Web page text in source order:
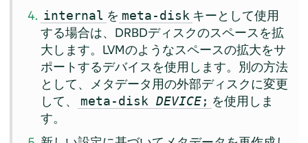
internal を meta-disk キーとして使用
する場合は、DRBDディスクのスペースを拡
大します。LVMのようなスペースの拡大をサ
ポートするデバイスを使用します。別の方法
として、メタデータ用の外部ディスクに変更
して、
meta-diskDEVICE; を使用しま
す。